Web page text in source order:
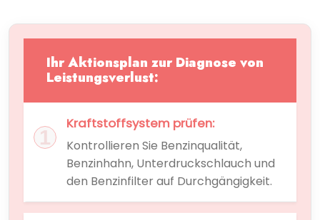
Ihr Aktionsplan zur Diagnose von
Leistungsverlust:
Kraftstoffsystem prüfen:
Kontrollieren Sie Benzinqualität,
Benzinhahn, Unterdruckschlauch und
den Benzinfilter auf Durchgängigkeit.